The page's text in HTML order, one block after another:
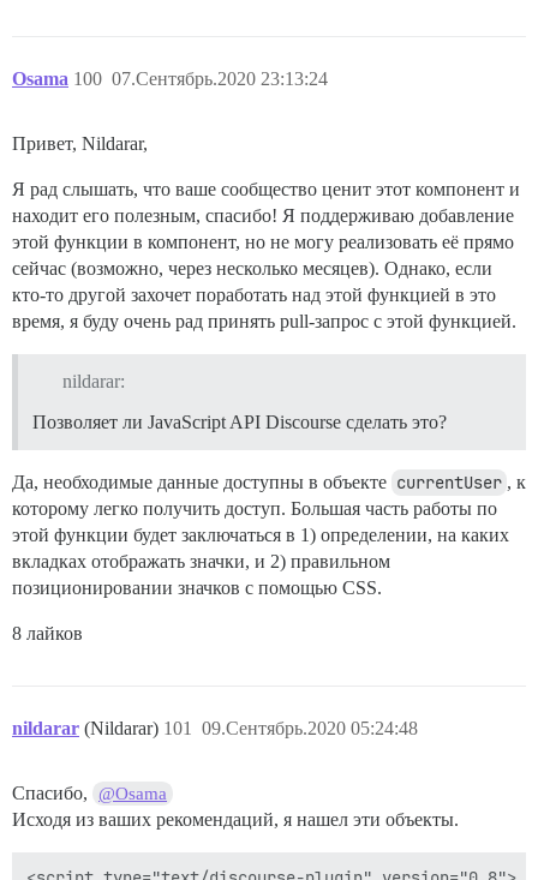
Osama 07.Сентябрь.2020 23:13:24
100
Привет, Nildarar,
Я рад слышать, что ваше сообщество ценит этот компонент и
находит его полезным, спасибо! Я поддерживаю добавление
этой функции в компонент, но не могу реализовать её прямо
сейчас (возможно, через несколько месяцев). Однако, если
кто-то другой захочет поработать над этой функцией в это
время, я буду очень рад принять pull-запрос с этой функцией.
nildarar:
Позволяет ли JavaScript API Discourse сделать это?
Да, необходимые данные доступны в объекте currentUser , к
которому легко получить доступ. Большая часть работы по
этой функции будет заключаться в 1) определении, на каких
вкладках отображать значки, и 2) правильном
позиционировании значков с помощью CSS.
8 лайков
nildarar (Nildarar) 09.Сентябрь.2020 05:24:48
101
Спасибо, @Osama
Исходя из ваших рекомендаций, я нашел эти объекты.